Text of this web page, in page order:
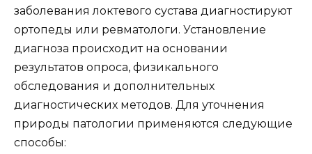
заболевания локтевого сустава диагностируют
ортопеды или ревматологи. Установление
диагноза происходит на основании
результатов опроса, физикального
обследования и дополнительных
диагностических методов. Для уточнения
природы патологии применяются следующие
способы: